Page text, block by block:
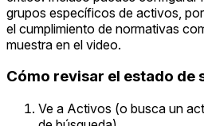
grupos específicos de activos,
el cumplimiento de normativas
muestra en el video.
Cómo revisar el estado de
Ve a Activos (o busca un